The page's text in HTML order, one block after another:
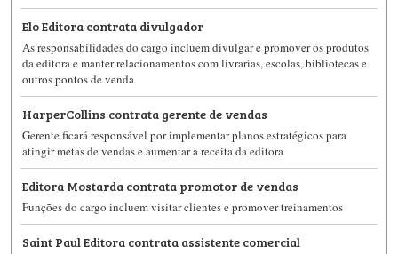
Elo Editora contrata divulgador
As responsabilidades do cargo incluem divulgar e promover os produtos
da editora e manter relacionamentos com livrarias, escolas, bibliotecas e
outros pontos de venda
HarperCollins contrata gerente de vendas
Gerente ficará responsável por implementar planos estratégicos para
atingir metas de vendas e aumentar a receita da editora
Editora Mostarda contrata promotor de vendas
Funções do cargo incluem visitar clientes e promover treinamentos
Saint Paul Editora contrata assistente comercial